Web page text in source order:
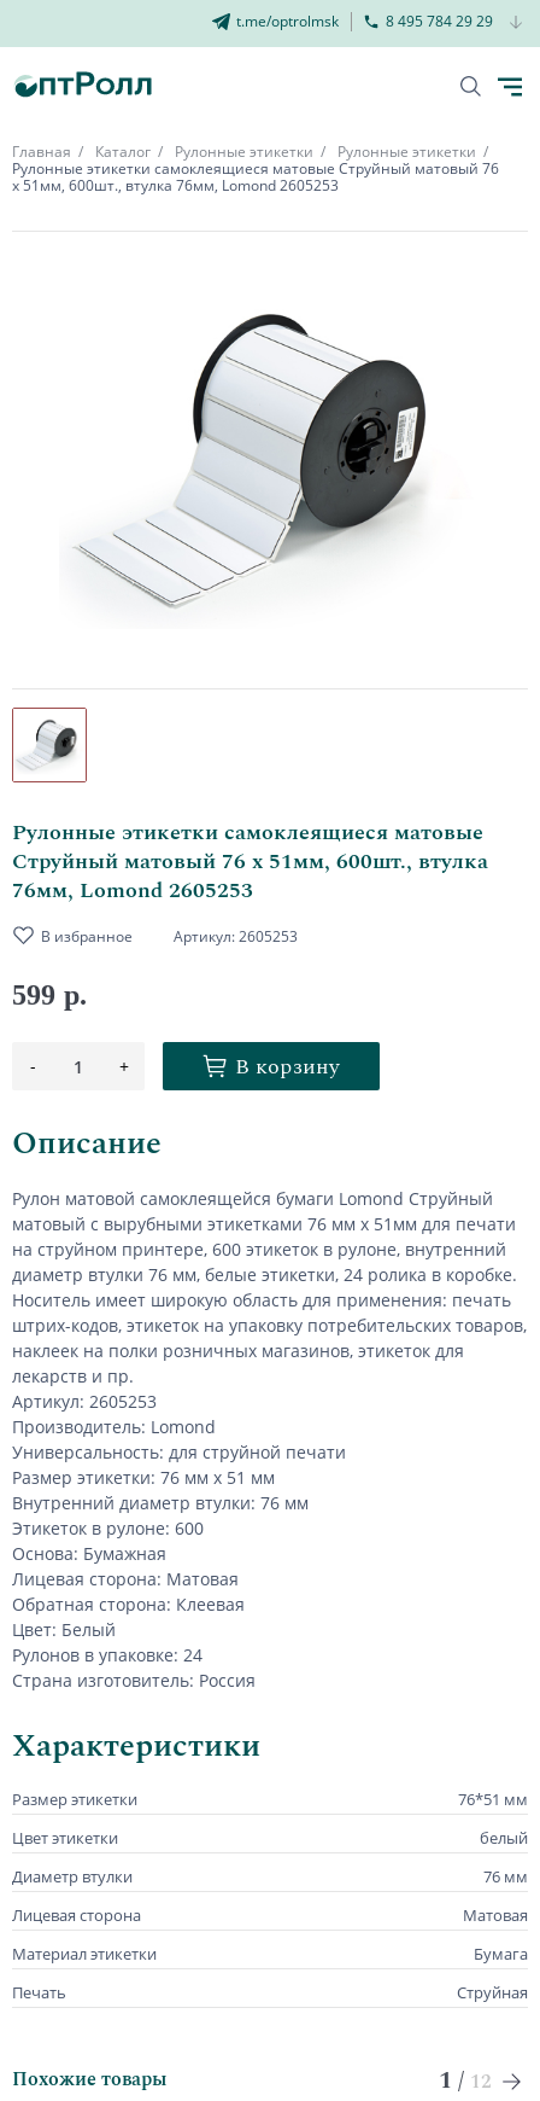
t.me/optrolmsk 8 495 784 29 29
Главная Каталог Рулонные этикетки
Рулонные этикетки
Рулонные этикетки самоклеящиеся матовые Струйный матовый 76
х 51мм, 600шт., втулка 76мм, Lomond 2605253
Рулонные этикетки самоклеящиеся матовые
Струйный матовый 76 х 51мм, 600шт., втулка
76мм, Lomond 2605253
В избранное Артикул:2605253
599 р.
- 1 + В корзину
Описание
Рулон матовой самоклеящейся бумаги Lomond Струйный
матовый с вырубными этикетками 76 мм х 51мм для печати
на струйном принтере, 600 этикеток в рулоне, внутренний
диаметр втулки 76 мм, белые этикетки, 24 ролика в коробке.
Носитель имеет широкую область для применения: печать
штрих-кодов, этикеток на упаковку потребительских товаров,
наклеек на полки розничных магазинов, этикеток для
лекарств и пр.
Артикул: 2605253
Производитель: Lomond
Универсальность: для струйной печати
Размер этикетки: 76 мм х 51 мм
Внутренний диаметр втулки: 76 мм
Этикеток в рулоне: 600
Основа: Бумажная
Лицевая сторона: Матовая
Обратная сторона: Клеевая
Цвет: Белый
Рулонов в упаковке: 24
Страна изготовитель: Россия
Характеристики
Размер этикетки
76*51 мм
Цвет этикетки
белый
Диаметр втулки
76 мм
Лицевая сторона
Матовая
Материал этикетки
Бумага
Печать
Струйная
Похожие товары 1 / 12